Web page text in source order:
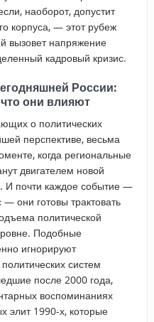
наоборот, допустит
корпуса, — этот рубеж
вызовет напряжение
кадровый кризис.
России:
они влияют
о политических
перспективе, весьма
когда региональные
двигателем новой
И почти каждое событие —
они готовы трактовать
политической
Подобные
игнорируют
систем
после 2000 года,
воспоминаниях
элит 1990-х, которые